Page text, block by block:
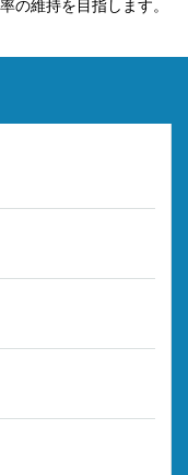
の維持を目指します。